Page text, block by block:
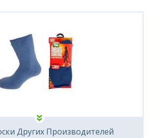
Других Производителей